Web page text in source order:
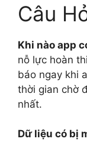
Câu
Khi nào app
nỗ lực hoàn
báo ngay khi
thời gian chờ
nhất.
Dữ liệu có bị